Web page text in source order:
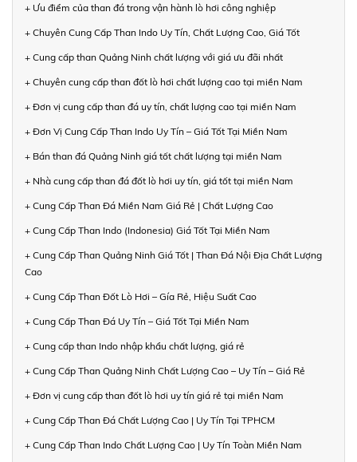
+ Ưu điểm của than đá trong vận hành lò hơi công nghiệp
+ Chuyên Cung Cấp Than Indo Uy Tín, Chất Lượng Cao, Giá Tốt
+ Cung cấp than Quảng Ninh chất lượng với giá ưu đãi nhất
+ Chuyên cung cấp than đốt lò hơi chất lượng cao tại miền Nam
+ Đơn vị cung cấp than đá uy tín, chất lượng cao tại miền Nam
+ Đơn Vị Cung Cấp Than Indo Uy Tín – Giá Tốt Tại Miền Nam
+ Bán than đá Quảng Ninh giá tốt chất lượng tại miền Nam
+ Nhà cung cấp than đá đốt lò hơi uy tín, giá tốt tại miền Nam
+ Cung Cấp Than Đá Miền Nam Giá Rẻ | Chất Lượng Cao
+ Cung Cấp Than Indo (Indonesia) Giá Tốt Tại Miền Nam
+ Cung Cấp Than Quảng Ninh Giá Tốt | Than Đá Nội Địa Chất Lượng
Cao
+ Cung Cấp Than Đốt Lò Hơi – Gía Rẻ, Hiệu Suất Cao
+ Cung Cấp Than Đá Uy Tín – Giá Tốt Tại Miền Nam
+ Cung cấp than Indo nhập khẩu chất lượng, giá rẻ
+ Cung Cấp Than Quảng Ninh Chất Lượng Cao – Uy Tín – Giá Rẻ
+ Đơn vị cung cấp than đốt lò hơi uy tín giá rẻ tại miền Nam
+ Cung Cấp Than Đá Chất Lượng Cao | Uy Tín Tại TPHCM
+ Cung Cấp Than Indo Chất Lượng Cao | Uy Tín Toàn Miền Nam